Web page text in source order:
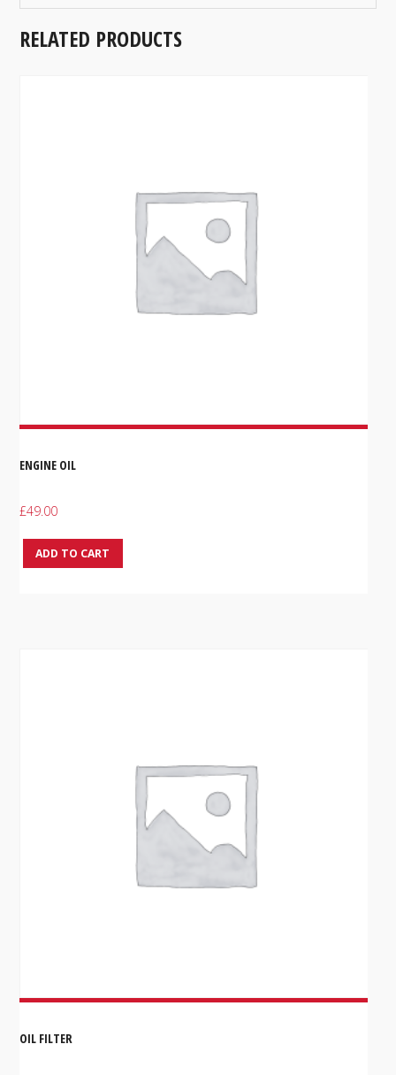
RELATED PRODUCTS
ENGINE OIL
£49.00
ADD TO CART
OIL FILTER